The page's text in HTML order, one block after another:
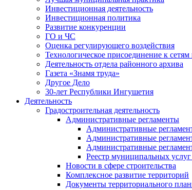
Инвестиционная деятельность
Инвестиционная политика
Развитие конкуренции
ГО и ЧС
Оценка регулирующего воздействия
Технологическое присоединение к
Деятельность отдела районного архива
Газета «Знамя труда»
Другое Дело
30-лет Республики Ингушетия
Деятельность
Градостроительная деятельность
Административные регламенты
Административные
Административные
Административные
Реестр муниципальных
Новости в сфере строительства
Комплексное развитие территорий
Документы территориального